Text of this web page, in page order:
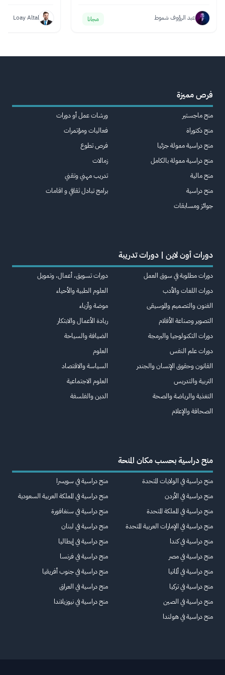
عبد الرؤوف شموط مجانا Loay Altal
فرص مميزة
منح ماجستير
منح دكتوراة
منح دراسية ممولة جزئيا
منح دراسية ممولة بالكامل
منح مالية
منح دراسية
جوائز ومسابقات
ورشات عمل أو دورات
فعاليات ومؤتمرات
فرص تطوع
زمالات
تدريب مهني وتقني
برامج تبادل ثقافي و اقامات
دورات أون لاين | دورات تدريبة
دورات مطلوبة في سوق العمل
دورات اللغات والأدب
الفنون والتصميم والموسيقى
التصوير وصناعة الأفلام
دورات التكنولوجيا والبرمجة
دورات علم النفس
القانون وحقوق الإنسان والجندر
التربية والتدريس
التغذية والرياضة والصحة
الصحافة والإعلام
دورات تسويق، أعمال، وتمويل
العلوم الطبية والأحياء
موضة وأزياء
ريادة الأعمال والابتكار
الضيافة والسياحة
العلوم
السياسة والاقتصاد
العلوم الاجتماعية
الدين والفلسفة
منح دراسية بحسب مكان المنحة
منح دراسية في الولايات المتحدة
منح دراسية في الأردن
منح دراسية في المملكة المتحدة
منح دراسية في الإمارات العربية المتحدة
منح دراسية في كندا
منح دراسية في مصر
منح دراسية في ألمانيا
منح دراسية في تركيا
منح دراسية في الصين
منح دراسية في هولندا
منح دراسية في سويسرا
منح دراسية في المملكة العربية السعودية
منح دراسية في سنغافورة
منح دراسية في لبنان
منح دراسية في إيطاليا
منح دراسية في فرنسا
منح دراسية في جنوب أفريقيا
منح دراسية في العراق
منح دراسية في نيوزيلاندا